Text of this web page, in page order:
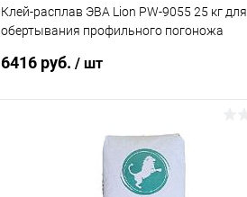
Клей-расплав ЭВА Lion PW-9055 25 кг для
обертывания профильного погоножа
6416 руб. / шт
В корзину
Купить в 1 клик К сравнению